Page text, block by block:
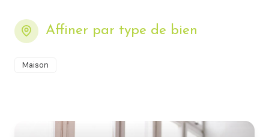
Affiner par type de bien
Maison